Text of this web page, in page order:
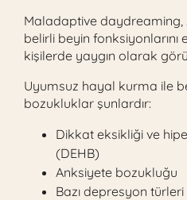
Maladaptive daydreaming,
belirli beyin
kişilerde yaygın olarak
Uyumsuz hayal kurma ile
bozukluklar şunlardır:
Dikkat eksikliği ve
(DEHB)
Anksiyete bozukluğu
Bazı depresyon türleri